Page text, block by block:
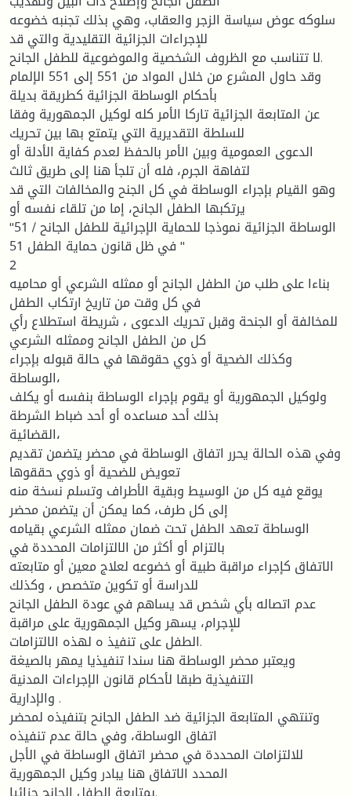
سلوكه عوض سياسة الزجر والعقاب، وهي بذلك تجنبه خضوعه
للإجراءات الجزائية التقليدية والتي قد
لا تتناسب مع الظروف الشخصية والموضوعية للطفل الجانح.
وقد حاول المشرع من خلال المواد من 551 إلى 551 الإلمام
بأحكام الوساطة الجزائية كطريقة بديلة
عن المتابعة الجزائية تاركا الأمر كله لوكيل الجمهورية وفقا
للسلطة التقديرية التي يتمتع بها بين تحريك
الدعوى العمومية وبين الأمر بالحفظ لعدم كفاية الأدلة أو
لتفاهة الجرم، فله أن تلجأ هنا إلى طريق ثالث
وهو القيام بإجراء الوساطة في كل الجنح والمخالفات التي قد
يرتكبها الطفل الجانح، إما من تلقاء نفسه أو
"51 / الوساطة الجزائية نموذجا للحماية الإجرائية للطفل الجانح
" في ظل قانون حماية الطفل 51
2
بناءا على طلب من الطفل الجانح أو ممثله الشرعي أو محاميه
في كل وقت من تاريخ ارتكاب الطفل
للمخالفة أو الجنحة وقبل تحريك الدعوى ، شريطة استطلاع رأي
كل من الطفل الجانح وممثله الشرعي
وكذلك الضحية أو ذوي حقوقها في حالة قبوله بإجراء
الوساطة،
ولوكيل الجمهورية أو يقوم بإجراء الوساطة بنفسه أو يكلف
بذلك أحد مساعده أو أحد ضباط الشرطة
القضائية،
وفي هذه الحالة يحرر اتفاق الوساطة في محضر يتضمن تقديم
تعويض للضحية أو ذوي حققوها
يوقع فيه كل من الوسيط وبقية الأطراف وتسلم نسخة منه
إلى كل طرف، كما يمكن أن يتضمن محضر
الوساطة تعهد الطفل تحت ضمان ممثله الشرعي بقيامه
بالتزام أو أكثر من الالتزامات المحددة في
الاتفاق كإجراء مراقبة طبية أو خضوعه لعلاج معين أو متابعته
للدراسة أو تكوين متخصص ، وكذلك
عدم اتصاله بأي شخص قد يساهم في عودة الطفل الجانح
للإجرام، يسهر وكيل الجمهورية على مراقبة
الطفل على تنفيذ ه لهذه الالتزامات.
ويعتبر محضر الوساطة هنا سندا تنفيذيا يمهر بالصيغة
التنفيذية طبقا لأحكام قانون الإجراءات المدنية
والإدارية .
وتنتهي المتابعة الجزائية ضد الطفل الجانح بتنفيذه لمحضر
اتفاق الوساطة، وفي حالة عدم تنفيذه
للالتزامات المحددة في محضر اتفاق الوساطة في الأجل
المحدد الاتفاق هنا يبادر وكيل الجمهورية